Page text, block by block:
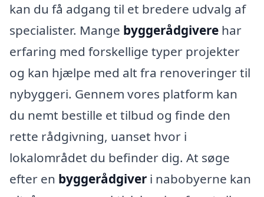
kan du få adgang til et bredere udvalg af
specialister. Mange byggerådgivere har
erfaring med forskellige typer projekter
og kan hjælpe med alt fra renoveringer til
nybyggeri. Gennem vores platform kan
du nemt bestille et tilbud og finde den
rette rådgivning, uanset hvor i
lokalområdet du befinder dig. At søge
efter en byggerådgiver i nabobyerne kan